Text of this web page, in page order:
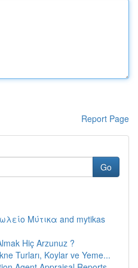
Report Page
Go
Μύτικα and mytikas
Hiç Arzunuz ?
Turları, Koylar ve Yeme...